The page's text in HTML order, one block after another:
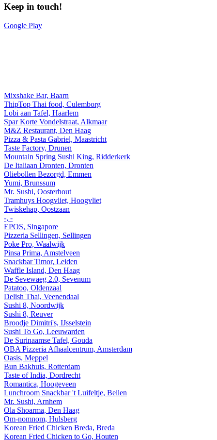
Keep in touch!
Google Play
Mixshake Bar, Baarn
ThipTop Thai food, Culemborg
Lobi aan Tafel, Haarlem
Spar Korte Vondelstraat, Alkmaar
M&Z Restaurant, Den Haag
Pizza & Pasta Gabriel, Maastricht
Taste Factory, Drunen
Mountain Spring Sushi King, Ridderkerk
De Italiaan Dronten, Dronten
Oliebollen Bezorgd, Emmen
Yumi, Brunssum
Mr. Sushi, Oosterhout
Tramhuys Hoogvliet, Hoogvliet
Twiskehap, Oostzaan
-, -
EPOS, Singapore
Pizzeria Sellingen, Sellingen
Poke Pro, Waalwijk
Pinsa Prima, Amstelveen
Snackbar Timor, Leiden
Waffle Island, Den Haag
De Sevewaeg 2.0, Sevenum
Patatoo, Oldenzaal
Delish Thai, Veenendaal
Sushi 8, Noordwijk
Sushi 8, Reuver
Broodje Dimitri's, IJsselstein
Sushi To Go, Leeuwarden
De Surinaamse Tafel, Gouda
OBA Pizzeria Afhaalcentrum, Amsterdam
Oasis, Meppel
Bun Bakhuis, Rotterdam
Taste of India, Dordrecht
Romantica, Hoogeveen
Lunchroom Snackbar 't Luifeltje, Beilen
Mr. Sushi, Arnhem
Ola Shoarma, Den Haag
Om-nomnom, Hulsberg
Korean Fried Chicken Breda, Breda
Korean Fried Chicken to Go, Houten